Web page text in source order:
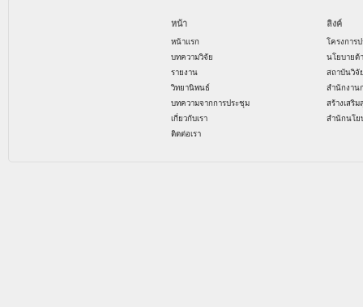
หน้า
หน้าแรก
บทความวิจัย
รายงาน
วิทยานิพนธ์
บทความจากการประชุม
เกี่ยวกับเรา
ติดต่อเรา
ลิงค์
โครงการ
นโยบายด้
สถาบันวิจั
สำนักงาน
สร้างเสริ
สำนักนโย